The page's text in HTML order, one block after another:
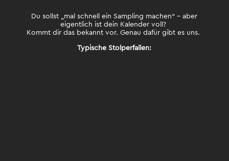
Du sollst „mal schnell ein Sampling machen“ – aber
eigentlich ist dein Kalender voll?
Kommt dir das bekannt vor. Genau dafür gibt es uns.
Typische Stolperfallen: